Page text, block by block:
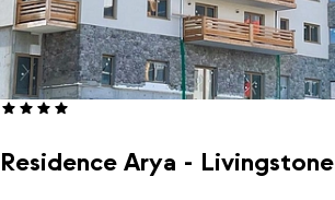
Residence Arya - Livingstone